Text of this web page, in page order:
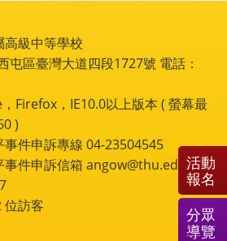
級中等學校
屯區臺灣大道四段1727號 電話：
Firefox，IE10.0以上版本 ( 螢幕最
)
件申訴專線 04-23504545
事件申訴信箱 angow@thu.edu.tw
位訪客
活動
報名
分眾
導覽